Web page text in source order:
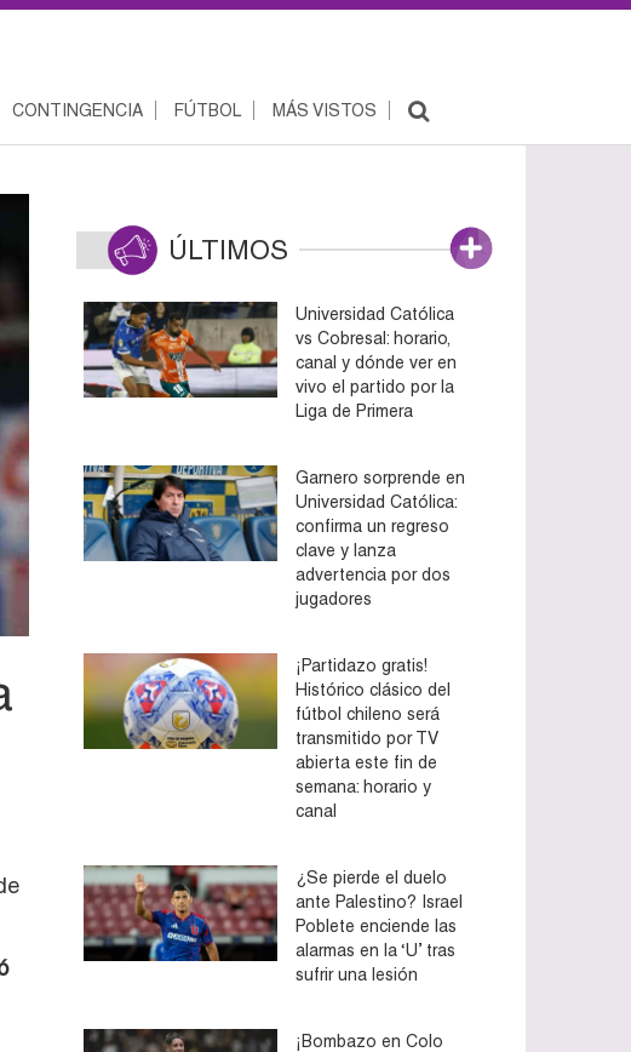
CONTINGENCIA FÚTBOL MÁS VISTOS
ÚLTIMOS
Universidad Católica
vs Cobresal: horario,
canal y dónde ver en
vivo el partido por la
Liga de Primera
Garnero sorprende en
Universidad Católica:
confirma un regreso
clave y lanza
advertencia por dos
jugadores
¡Partidazo gratis!
Histórico clásico del
fútbol chileno será
transmitido por TV
abierta este fin de
semana: horario y
canal
¿Se pierde el duelo
ante Palestino? Israel
Poblete enciende las
alarmas en la ‘U’ tras
sufrir una lesión
¡Bombazo en Colo